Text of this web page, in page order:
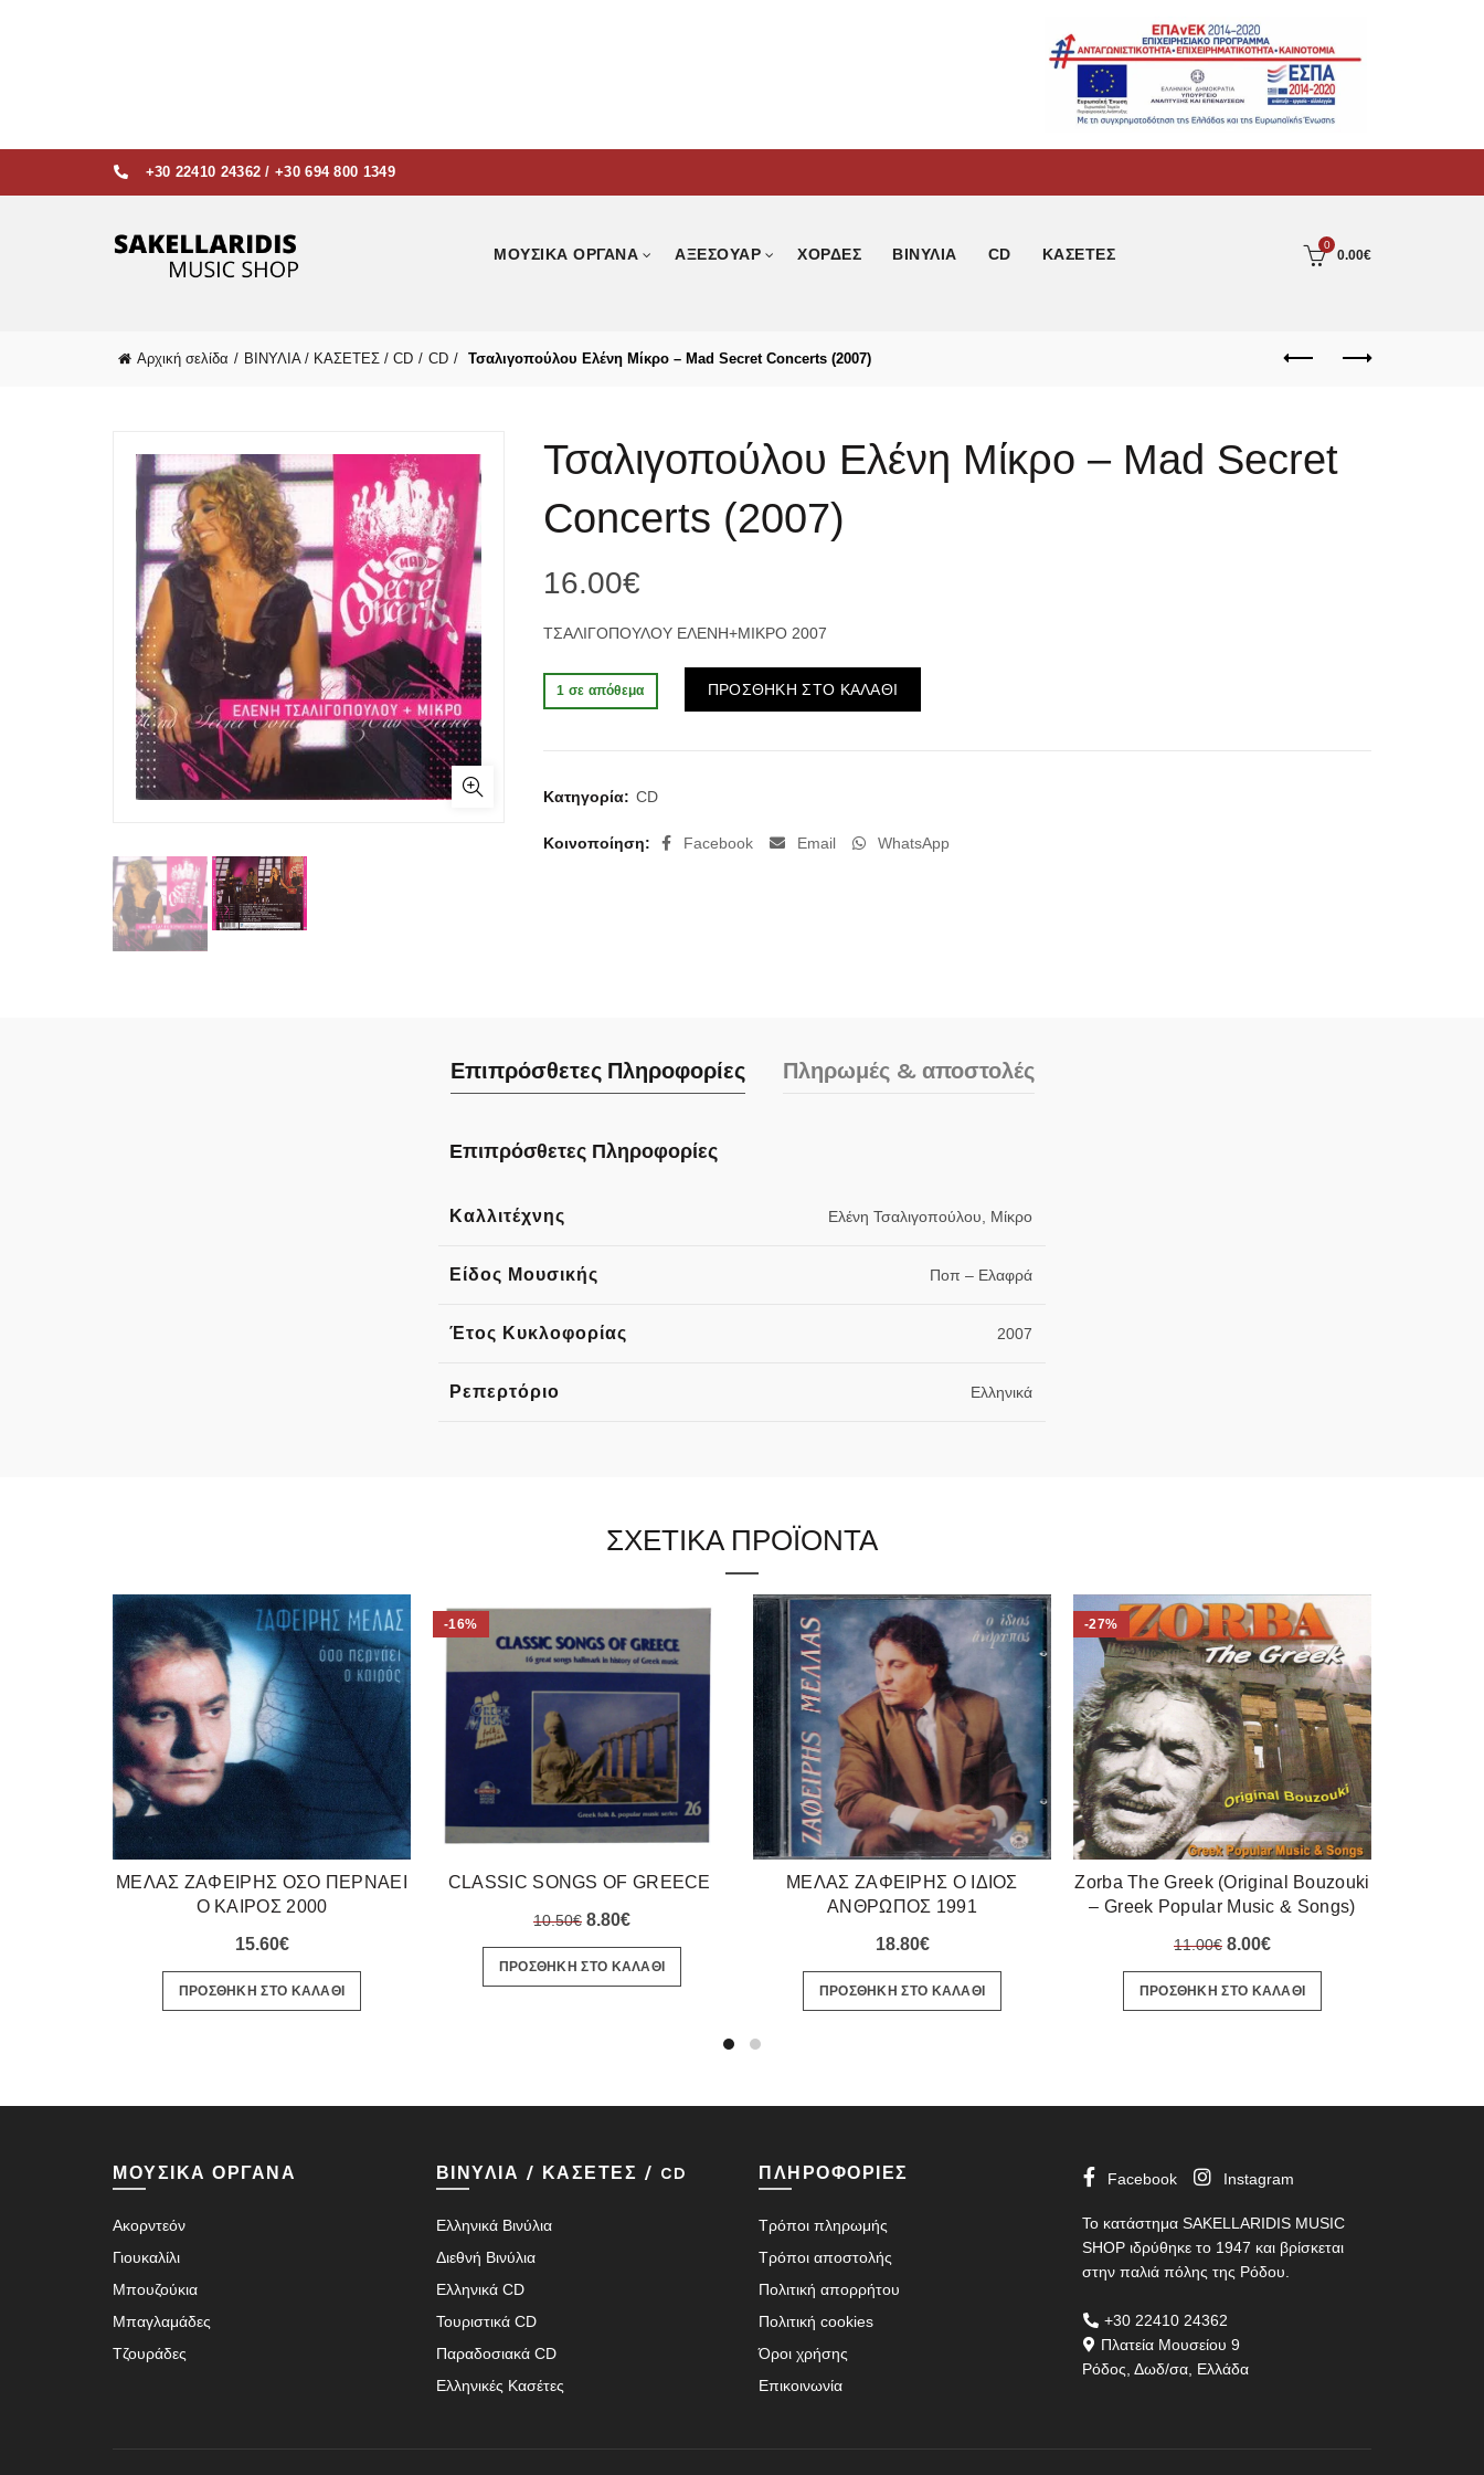
+30 22410 24362 /+30 694 800 1349
ΜΟΥΣΙΚΑ ΟΡΓΑΝΑ ΑΞΕΣΟΥΑΡ ΧΟΡΔΕΣ ΒΙΝΥΛΙΑ CD ΚΑΣΕΤΕΣ
0
0.00€
Αρχική σελίδα ΒΙΝΥΛΙΑ / ΚΑΣΕΤΕΣ / CD CD Τσαλιγοπούλου Ελένη Μίκρο – Mad Secret Concerts (2007)
Τσαλιγοπούλου Ελένη Μίκρο – Mad Secret
Concerts (2007)
16.00€
ΤΣΑΛΙΓΟΠΟΥΛΟΥ ΕΛΕΝΗ+ΜΙΚΡΟ 2007
1 σε απόθεμα ΠΡΟΣΘΗΚΗ ΣΤΟ ΚΑΛΑΘΙ
Κατηγορία: CD
Κοινοποίηση Facebook Email WhatsApp
Επιπρόσθετες Πληροφορίες Πληρωμές & αποστολές
Επιπρόσθετες Πληροφορίες
Καλλιτέχνης Ελένη Τσαλιγοπούλου, Μίκρο
Είδος Μουσικής Ποπ – Ελαφρά
Έτος Κυκλοφορίας 2007
Ρεπερτόριο Ελληνικά
ΣΧΕΤΙΚΑ ΠΡΟΪΟΝΤΑ
ΜΕΛΑΣ ΖΑΦΕΙΡΗΣ ΟΣΟ ΠΕΡΝΑΕΙ
Ο ΚΑΙΡΟΣ 2000
15.60€
ΠΡΟΣΘΗΚΗ ΣΤΟ ΚΑΛΑΘΙ
-16%
CLASSIC SONGS OF GREECE
10.50€ Original
price
was:
8.80€Η
τρέχουσα
τιμή
ΠΡΟΣΘΗΚΗ ΣΤΟ ΚΑΛΑΘΙ
ΜΕΛΑΣ ΖΑΦΕΙΡΗΣ Ο ΙΔΙΟΣ
ΑΝΘΡΩΠΟΣ 1991
18.80€
ΠΡΟΣΘΗΚΗ ΣΤΟ ΚΑΛΑΘΙ
-27%
Zorba The Greek (Original Bouzouki
– Greek Popular Music & Songs)
11.00€ Original
price
was:
8.00€Η
τρέχουσα
τιμή
ΠΡΟΣΘΗΚΗ ΣΤΟ ΚΑΛΑΘΙ
ΜΟΥΣΙΚΑ ΟΡΓΑΝΑ
Ακορντεόν
Γιουκαλίλι
Μπουζούκια
Μπαγλαμάδες
Τζουράδες
ΒΙΝΥΛΙΑ / ΚΑΣΕΤΕΣ / CD
Ελληνικά Βινύλια
Διεθνή Βινύλια
Ελληνικά CD
Τουριστικά CD
Παραδοσιακά CD
Ελληνικές Κασέτες
ΠΛΗΡΟΦΟΡΙΕΣ
Τρόποι πληρωμής
Τρόποι αποστολής
Πολιτική απορρήτου
Πολιτική cookies
Όροι χρήσης
Επικοινωνία
Facebook Instagram
Το κατάστημα SAKELLARIDIS MUSIC
SHOP ιδρύθηκε το 1947 και βρίσκεται
στην παλιά πόλης της Ρόδου.
+30 22410 24362
Πλατεία Μουσείου 9
Ρόδος, Δωδ/σα, Ελλάδα